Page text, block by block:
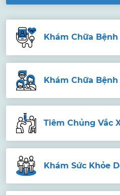
Khám Chữa
Khám Chữa Bệnh
Tiêm Chủng Vắc
Khám Sức Khỏe